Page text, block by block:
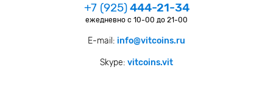
+7 (925)444-21-34
ежедневно с 10-00 до 21-00
E-mail: info@vitcoins.ru
Skype: vitcoins.vit